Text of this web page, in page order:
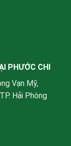
PHƯỚC CHI
Vạn Mỹ,
Hải Phòng